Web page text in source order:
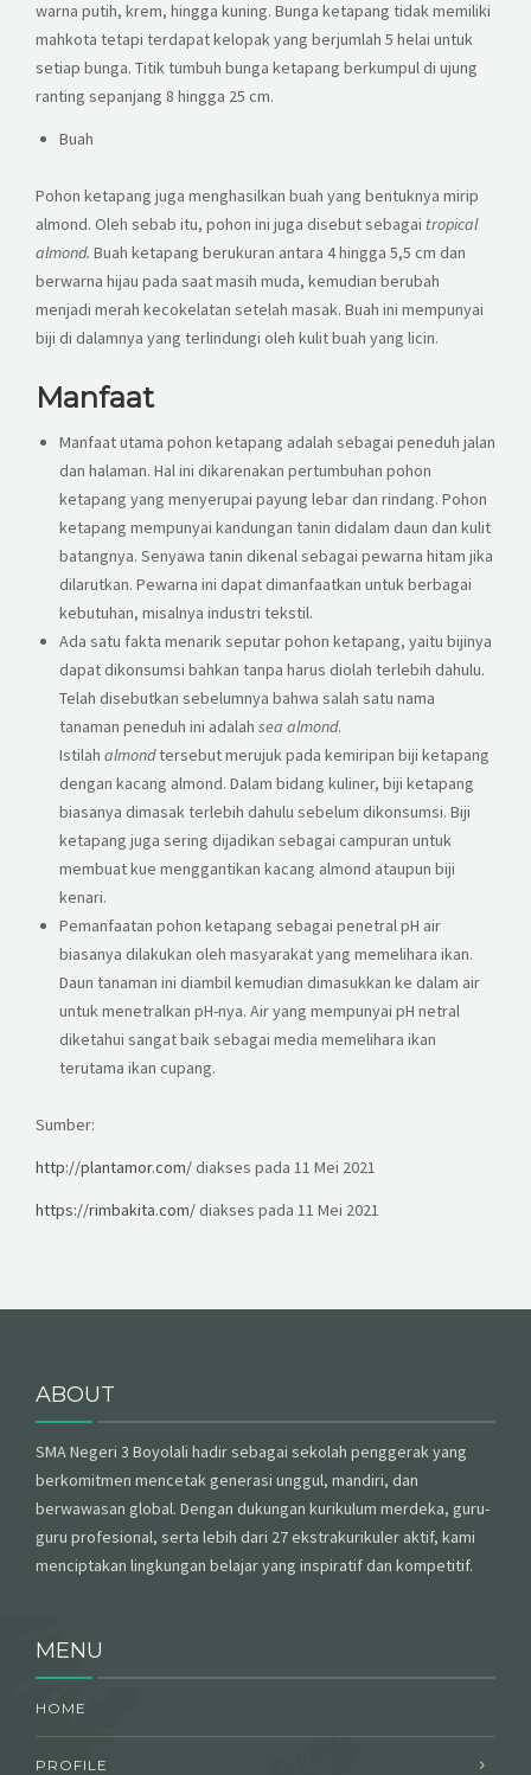
warna putih, krem, hingga kuning. Bunga ketapang tidak memiliki
mahkota tetapi terdapat kelopak yang berjumlah 5 helai untuk
setiap bunga. Titik tumbuh bunga ketapang berkumpul di ujung
ranting sepanjang 8 hingga 25 cm.
Buah
Pohon ketapang juga menghasilkan buah yang bentuknya mirip
almond. Oleh sebab itu, pohon ini juga disebut sebagai tropical
almond. Buah ketapang berukuran antara 4 hingga 5,5 cm dan
berwarna hijau pada saat masih muda, kemudian berubah
menjadi merah kecokelatan setelah masak. Buah ini mempunyai
biji di dalamnya yang terlindungi oleh kulit buah yang licin.
Manfaat
Manfaat utama pohon ketapang adalah sebagai peneduh jalan
dan halaman. Hal ini dikarenakan pertumbuhan pohon
ketapang yang menyerupai payung lebar dan rindang. Pohon
ketapang mempunyai kandungan tanin didalam daun dan kulit
batangnya. Senyawa tanin dikenal sebagai pewarna hitam jika
dilarutkan. Pewarna ini dapat dimanfaatkan untuk berbagai
kebutuhan, misalnya industri tekstil.
Ada satu fakta menarik seputar pohon ketapang, yaitu bijinya
dapat dikonsumsi bahkan tanpa harus diolah terlebih dahulu.
Telah disebutkan sebelumnya bahwa salah satu nama
tanaman peneduh ini adalah sea almond.
Istilah almondtersebut merujuk pada kemiripan biji ketapang
dengan kacang almond. Dalam bidang kuliner, biji ketapang
biasanya dimasak terlebih dahulu sebelum dikonsumsi. Biji
ketapang juga sering dijadikan sebagai campuran untuk
membuat kue menggantikan kacang almond ataupun biji
kenari.
Pemanfaatan pohon ketapang sebagai penetral pH air
biasanya dilakukan oleh masyarakat yang memelihara ikan.
Daun tanaman ini diambil kemudian dimasukkan ke dalam air
untuk menetralkan pH-nya. Air yang mempunyai pH netral
diketahui sangat baik sebagai media memelihara ikan
terutama ikan cupang.
Sumber:
http://plantamor.com/ diakses pada 11 Mei 2021
https://rimbakita.com/ diakses pada 11 Mei 2021
ABOUT
SMA Negeri 3 Boyolali hadir sebagai sekolah penggerak yang
berkomitmen mencetak generasi unggul, mandiri, dan
berwawasan global. Dengan dukungan kurikulum merdeka, guru-
guru profesional, serta lebih dari 27 ekstrakurikuler aktif, kami
menciptakan lingkungan belajar yang inspiratif dan kompetitif.
MENU
HOME
PROFILE